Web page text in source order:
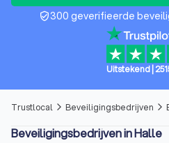
verified_user300 geverifieerde
Uitstekend
Trustlocal arrow_forward_ios Beveiligingsbedrijven arrow_forward_ios
Beveiligingsbedrijven in Halle